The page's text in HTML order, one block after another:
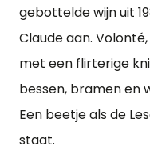
gebottelde wijn uit
Claude aan.
met een flirterige
bessen, bramen en
Een beetje als de
staat.